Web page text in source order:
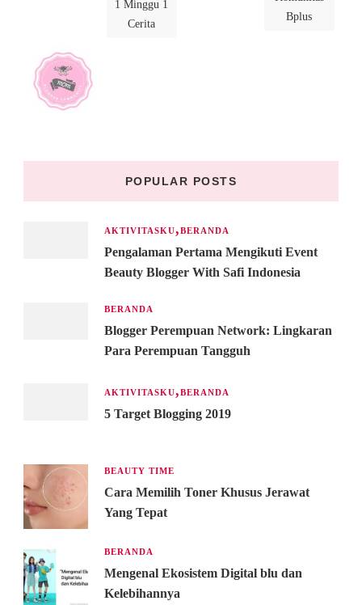
1 Minggu 1
Cerita
Bplus
POPULAR POSTS
AKTIVITASKU BERANDA
Pengalaman Pertama Mengikuti Event
Beauty Blogger With Safi Indonesia
BERANDA
Blogger Perempuan Network: Lingkaran
Para Perempuan Tangguh
AKTIVITASKU BERANDA
5 Target Blogging 2019
BEAUTY TIME
Cara Memilih Toner Khusus Jerawat
Yang Tepat
BERANDA
Mengenal Ekosistem Digital blu dan
Kelebihannya